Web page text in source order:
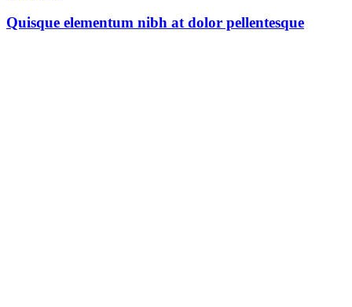
Quisque elementum nibh at dolor pellentesque